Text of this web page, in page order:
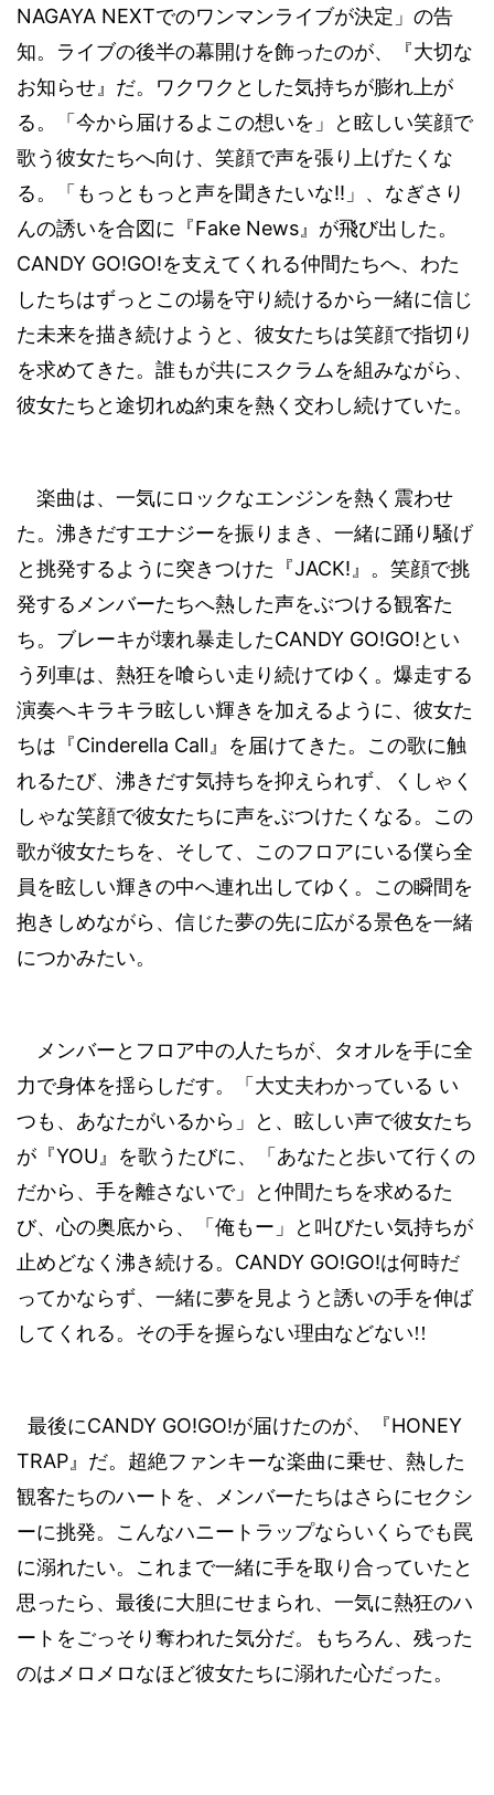
NAGAYA NEXTでのワンマンライブが決定」の告
知。ライブの後半の幕開けを飾ったのが、『大切な
お知らせ』だ。ワクワクとした気持ちが膨れ上が
る。「今から届けるよこの想いを」と眩しい笑顔で
歌う彼女たちへ向け、笑顔で声を張り上げたくな
る。「もっともっと声を聞きたいな!! 」、なぎさり
んの誘いを合図に『Fake News』が飛び出した。
CANDY GO!GO!を支えてくれる仲間たちへ、わた
したちはずっとこの場を守り続けるから一緒に信じ
た未来を描き続けようと、彼女たちは笑顔で指切り
を求めてきた。誰もが共にスクラムを組みながら、
彼女たちと途切れぬ約束を熱く交わし続けていた。
楽曲は、一気にロックなエンジンを熱く震わせ
た。沸きだすエナジーを振りまき、一緒に踊り騒げ
と挑発するように突きつけた『JACK!』。笑顔で挑
発するメンバーたちへ熱した声をぶつける観客た
ち。ブレーキが壊れ暴走したCANDY GO!GO! とい
う列車は、熱狂を喰らい走り続けてゆく。爆走する
演奏へキラキラ眩しい輝きを加えるように、彼女た
ちは『Cinderella Call』を届けてきた。この歌に触
れるたび、沸きだす気持ちを抑えられず、くしゃく
しゃな笑顔で彼女たちに声をぶつけたくなる。この
歌が彼女たちを、そして、このフロアにいる僕ら全
員を眩しい輝きの中へ連れ出してゆく。この瞬間を
抱きしめながら、信じた夢の先に広がる景色を一緒
につかみたい。
メンバーとフロア中の人たちが、タオルを手に全
力で身体を揺らしだす。「大丈夫わかっている い
つも、あなたがいるから」と、眩しい声で彼女たち
が『YOU』を歌うたびに、「あなたと歩いて行くの
だから、手を離さないで」と仲間たちを求めるた
び、心の奥底から、「俺もー」と叫びたい気持ちが
止めどなく沸き続ける。 CANDY GO!GO!は何時だ
ってかならず、一緒に夢を見ようと誘いの手を伸ば
してくれる。その手を握らない理由などない!!
最後にCANDY GO!GO!が届けたのが、『HONEY
TRAP』だ。超絶ファンキーな楽曲に乗せ、熱した
観客たちのハートを、メンバーたちはさらにセクシ
ーに挑発。こんなハニートラップならいくらでも罠
に溺れたい。これまで一緒に手を取り合っていたと
思ったら、最後に大胆にせまられ、一気に熱狂のハ
ートをごっそり奪われた気分だ。もちろん、残った
のはメロメロなほど彼女たちに溺れた心だった。